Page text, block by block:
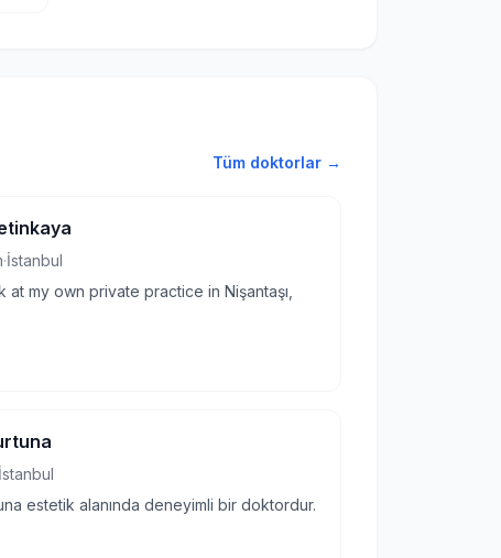
Tüm doktorlar →
·İstanbul
at my own private practice in Nişantaşı,
İstanbul
estetik alanında deneyimli bir doktordur.